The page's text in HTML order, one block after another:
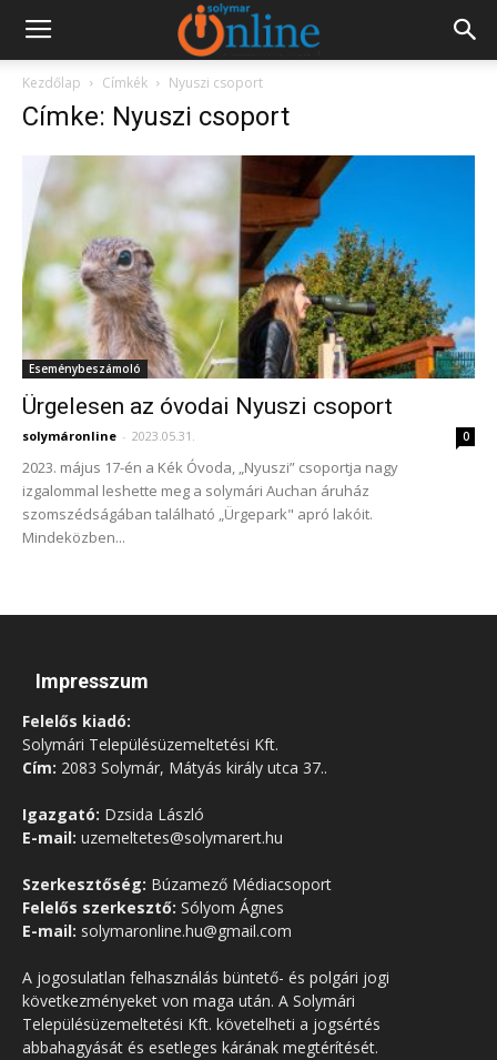
Kezdőlap Címkék Nyuszi csoport
Címke: Nyuszi csoport
Eseménybeszámoló
Ürgelesen az óvodai Nyuszi csoport
solymáronline - 2023.05.31. 0
2023. május 17-én a Kék Óvoda, „Nyuszi” csoportja nagy
izgalommal leshette meg a solymári Auchan áruház
szomszédságában található „Ürgepark" apró lakóit.
Mindeközben...
Impresszum
Felelős kiadó:
Solymári Településüzemeltetési Kft.
Cím: 2083 Solymár, Mátyás király utca 37..
Igazgató: Dzsida László
E-mail: uzemeltetes@solymarert.hu
Szerkesztőség: Búzamező Médiacsoport
Felelős szerkesztő: Sólyom Ágnes
E-mail: solymaronline.hu@gmail.com
A jogosulatlan felhasználás büntető- és polgári jogi
következményeket von maga után. A Solymári
Településüzemeltetési Kft. követelheti a jogsértés
abbahagyását és esetleges kárának megtérítését.